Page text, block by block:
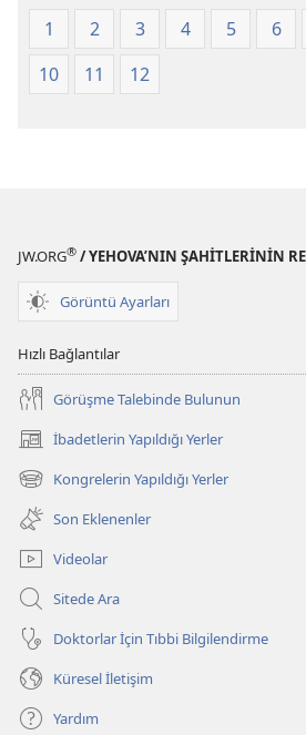
1 2 3 4 5 6
10
11 12
JW.ORG® / YEHOVA’NIN ŞAHİTLERİNİN
Görüntü Ayarları
Hızlı Bağlantılar
Görüşme Talebinde Bulunun
İbadetlerin Yapıldığı Yerler
(yeni
pencere
açar)
Kongrelerin Yapıldığı Yerler
(yeni
pencere
açar)
Son Eklenenler
Videolar
Sitede Ara
Doktorlar İçin Tıbbi Bilgilendirme
Küresel İletişim
Yardım